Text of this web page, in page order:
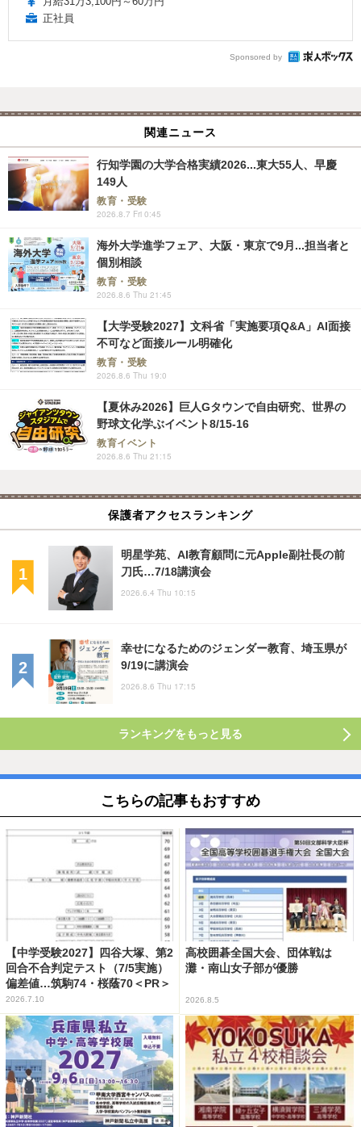
正社員
Sponsored by
関連ニュース
行知学園の大学合格実績2026...東大55人、早慶
149人
教育・受験
2026.8.7 Fri 0:45
海外大学進学フェア、大阪・東京で9月...担当者と
個別相談
教育・受験
2026.8.6 Thu 21:45
【大学受験2027】文科省「実施要項Q&A」AI面接
不可など面接ルール明確化
教育・受験
2026.8.6 Thu 19:0
【夏休み2026】巨人Gタウンで自由研究、世界の
野球文化学ぶイベント8/15-16
教育イベント
2026.8.6 Thu 21:15
保護者アクセスランキング
明星学苑、AI教育顧問に元Apple副社長の前
刀氏…7/18講演会
2026.6.4 Thu 10:15
幸せになるためのジェンダー教育、埼玉県が
9/19に講演会
2026.8.6 Thu 17:15
ランキングをもっと見る
こちらの記事もおすすめ
【中学受験2027】四谷大塚、第2
回合不合判定テスト（7/5実施）
偏差値…筑駒74・桜蔭70＜PR＞
2026.7.10
高校囲碁全国大会、団体戦は
灘・南山女子部が優勝
2026.8.5